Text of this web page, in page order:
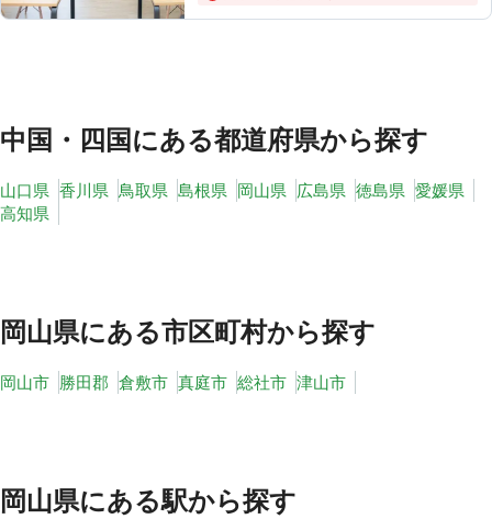
その他
中国・四国にある都道府県から探す
山口県 香川県 鳥取県 島根県 岡山県 広島県 徳島県 愛媛県
高知県
岡山県にある市区町村から探す
岡山市 勝田郡 倉敷市 真庭市 総社市 津山市
岡山県にある駅から探す